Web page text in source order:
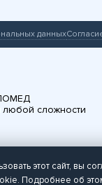
данных
сложности
этот сайт, вы
Подробнее об